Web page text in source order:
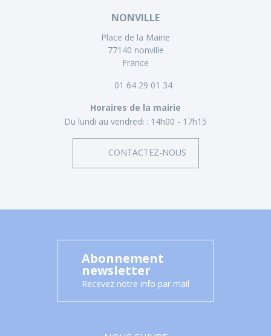
NONVILLE
Place de la Mairie
77140 nonville
France
01 64 29 01 34
Horaires de la mairie
Du lundi au vendredi : 14h00 - 17h15
CONTACTEZ-NOUS
Abonnement
newsletter
Recevez notre info par mail